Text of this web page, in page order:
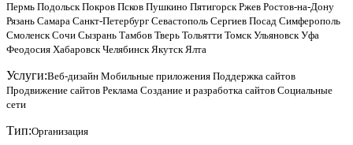
Пермь Подольск Покров Псков Пушкино Пятигорск Ржев Ростов-на-Дону
Рязань Самара Санкт-Петербург Севастополь Сергиев Посад Симферополь
Смоленск Сочи Сызрань Тамбов Тверь Тольятти Томск Ульяновск Уфа
Феодосия Хабаровск Челябинск Якутск Ялта
Услуги:Веб-дизайн Мобильные приложения Поддержка сайтов
Продвижение сайтов Реклама Создание и разработка сайтов Социальные
сети
Тип:Организация